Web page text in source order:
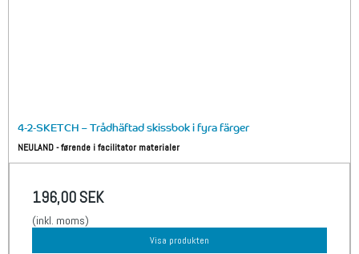
4-2-SKETCH – Trådhäftad skissbok i fyra färger
NEULAND - førende i facilitator materialer
196,00 SEK
(inkl. moms)
Visa produkten